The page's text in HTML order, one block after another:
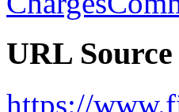
URL Source
https://